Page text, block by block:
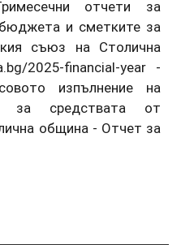
отчети за
и сметките за
съюз на Столична
2025-financial-year -
изпълнение на
за средствата от
община - Отчет за